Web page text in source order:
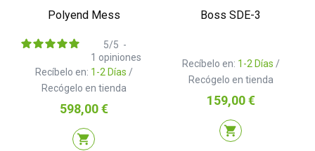
Polyend Mess
Recíbelo en: 1-2 Días /
Recógelo en tienda
5/5 -
1 opiniones
Precio
598,00 €
shopping_cart
Boss SDE-3
Recíbelo en: 1-2 Días /
Recógelo en tienda
Precio
159,00 €
shopping_cart